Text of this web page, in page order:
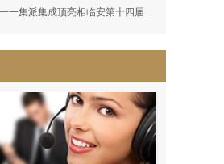
开年大戏一一集派集成顶亮相临安第十四届家装博览会，深受广大消费者喜爱！